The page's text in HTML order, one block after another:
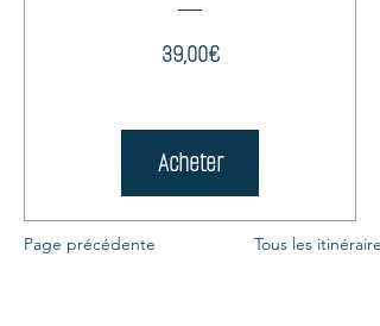
39,00€Prix
Acheter
Page précédente Tous les itinéraires